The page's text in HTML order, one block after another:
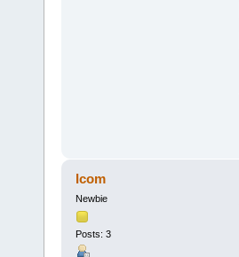
Icom
Newbie
Posts: 3